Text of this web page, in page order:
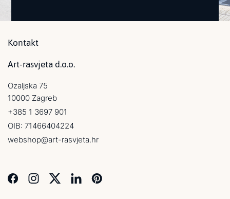
Kontakt
Art-rasvjeta d.o.o.
Ozaljska 75
10000 Zagreb
+385 1 3697 901
OIB: 71466404224
webshop@art-rasvjeta.hr